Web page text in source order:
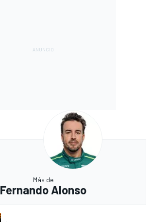
Más de
Fernando Alonso